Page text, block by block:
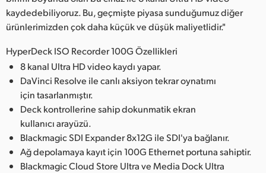
kaydedebiliyoruz. Bu, geçmişte piyasa sunduğumuz diğer
ürünlerimizden çok daha küçük ve düşük maliyetlidir."
HyperDeck ISO Recorder 100G Özellikleri
8 kanal Ultra HD video kaydı yapar.
DaVinci Resolve ile canlı aksiyon tekrar oynatımı
için tasarlanmıştır.
Deck kontrollerine sahip dokunmatik ekran
kullanıcı arayüzü.
Blackmagic SDI Expander 8x12G ile SDI'ya bağlanır.
Ağ depolamaya kayıt için 100G Ethernet portuna sahiptir.
Blackmagic Cloud Store Ultra ve Media Dock Ultra